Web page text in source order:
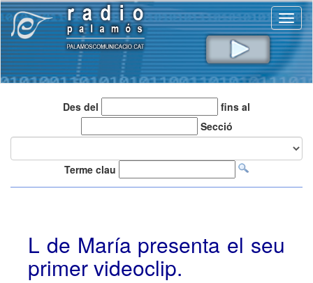
Des del
fins al
Secció
Terme clau
L de María presenta el seu
primer videoclip.